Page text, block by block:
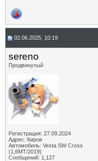
02.06.2025, 10:19
sereno
Продвинутый
Регистрация: 27.09.2024
Адрес: Киров
Автомобиль: Vesta SW Cross
(1,6МТ/2019)
Сообщений: 1,127